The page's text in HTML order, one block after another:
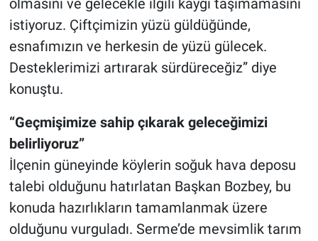
olmasını ve gelecekle ilgili kaygı taşımamasını
istiyoruz. Çiftçimizin yüzü güldüğünde,
esnafımızın ve herkesin de yüzü gülecek.
Desteklerimizi artırarak sürdüreceğiz” diye
konuştu.
“Geçmişimize sahip çıkarak geleceğimizi
belirliyoruz”
İlçenin güneyinde köylerin soğuk hava deposu
talebi olduğunu hatırlatan Başkan Bozbey, bu
konuda hazırlıkların tamamlanmak üzere
olduğunu vurguladı. Serme’de mevsimlik tarım